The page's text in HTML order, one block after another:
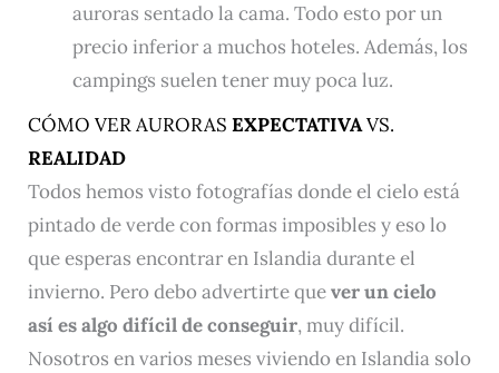
auroras sentado la cama. Todo esto por un
precio inferior a muchos hoteles. Además, los
campings suelen tener muy poca luz.
CÓMO VER AURORAS EXPECTATIVAVS.
REALIDAD
Todos hemos visto fotografías donde el cielo está
pintado de verde con formas imposibles y eso lo
que esperas encontrar en Islandia durante el
invierno. Pero debo advertirte quever un cielo
así es algo difícil de conseguir, muy difícil.
Nosotros en varios meses viviendo en Islandia solo